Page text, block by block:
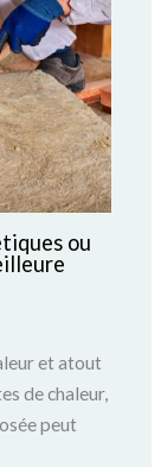
ou
et atout
de chaleur,
peut